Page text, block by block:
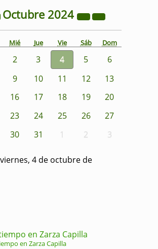
Octubre 2024
Mié Jue Vie Sáb Dom
2 3 4 5
6
9 10 11 12
13
16 17 18 19
20
23 24 25 26
27
30 31 1 2 3
4 de octubre de
en Zarza Capilla
en Zarza Capilla